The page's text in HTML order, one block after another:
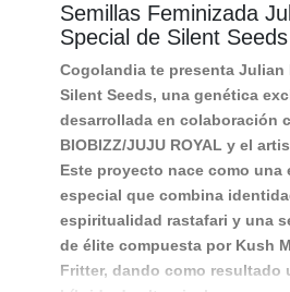
Semillas Feminizada
Special de Silent Seeds
Cogolandia te presenta Julian
Silent Seeds, una genética
desarrollada en colaboración
BIOBIZZ/JUJU ROYAL y el
Este proyecto nace como una
especial que combina
espiritualidad rastafari y una
de élite compuesta por Kush
Fritter, dando como resultado